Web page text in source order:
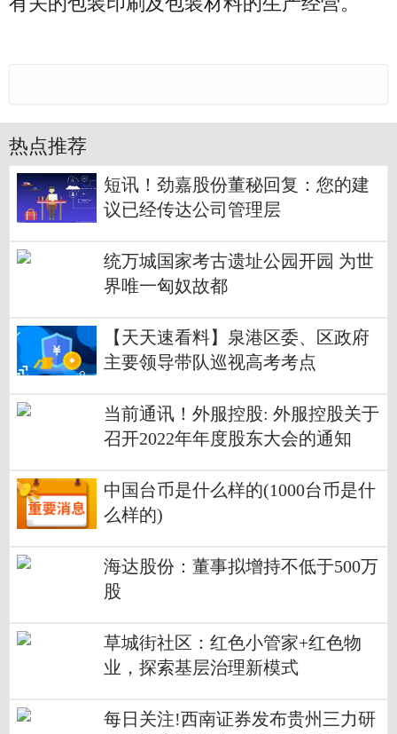
热点推荐
短讯！劲嘉股份董秘回复：您的建
议已经传达公司管理层
统万城国家考古遗址公园开园 为世
界唯一匈奴故都
【天天速看料】泉港区委、区政府
主要领导带队巡视高考考点
当前通讯！外服控股: 外服控股关于
召开2022年年度股东大会的通知
中国台币是什么样的(1000台币是什
么样的)
海达股份：董事拟增持不低于500万
股
草城街社区：红色小管家+红色物
业，探索基层治理新模式
每日关注!西南证券发布贵州三力研